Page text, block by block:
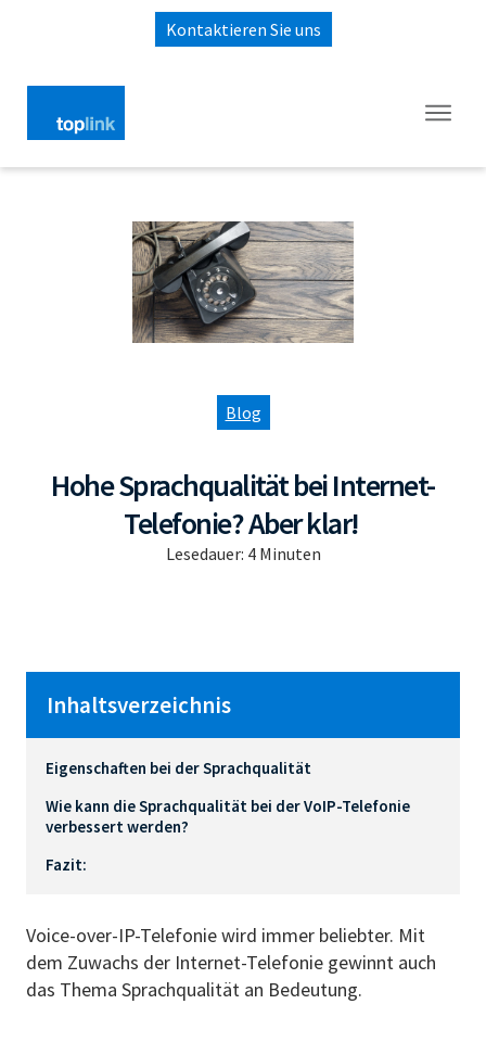
Kontaktieren Sie uns
Blog
Hohe Sprachqualität bei Internet-
Telefonie? Aber klar!
Lesedauer: 4Minuten
Inhaltsverzeichnis
Eigenschaften bei der Sprachqualität
Wie kann die Sprachqualität bei der VoIP-Telefonie
verbessert werden?
Fazit:
Voice-over-IP-Telefonie wird immer beliebter. Mit
dem Zuwachs der Internet-Telefonie gewinnt auch
das Thema Sprachqualität an Bedeutung.